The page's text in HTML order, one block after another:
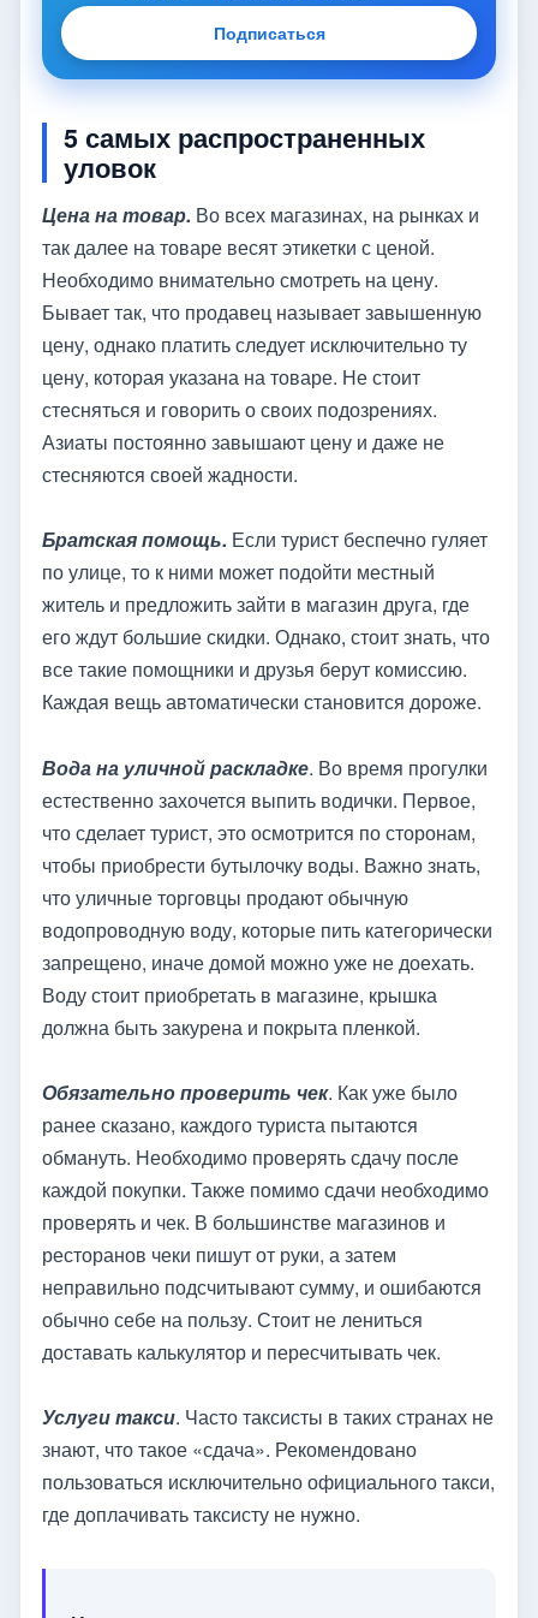
Подписаться
5 самых распространенных
уловок
Цена на товар. Во всех магазинах, на рынках и
так далее на товаре весят этикетки с ценой.
Необходимо внимательно смотреть на цену.
Бывает так, что продавец называет завышенную
цену, однако платить следует исключительно ту
цену, которая указана на товаре. Не стоит
стесняться и говорить о своих подозрениях.
Азиаты постоянно завышают цену и даже не
стесняются своей жадности.
Братская помощь. Если турист беспечно гуляет
по улице, то к ними может подойти местный
житель и предложить зайти в магазин друга, где
его ждут большие скидки. Однако, стоит знать, что
все такие помощники и друзья берут комиссию.
Каждая вещь автоматически становится дороже.
Вода на уличной раскладке. Во время прогулки
естественно захочется выпить водички. Первое,
что сделает турист, это осмотрится по сторонам,
чтобы приобрести бутылочку воды. Важно знать,
что уличные торговцы продают обычную
водопроводную воду, которые пить категорически
запрещено, иначе домой можно уже не доехать.
Воду стоит приобретать в магазине, крышка
должна быть закурена и покрыта пленкой.
Обязательно проверить чек. Как уже было
ранее сказано, каждого туриста пытаются
обмануть. Необходимо проверять сдачу после
каждой покупки. Также помимо сдачи необходимо
проверять и чек. В большинстве магазинов и
ресторанов чеки пишут от руки, а затем
неправильно подсчитывают сумму, и ошибаются
обычно себе на пользу. Стоит не лениться
доставать калькулятор и пересчитывать чек.
Услуги такси. Часто таксисты в таких странах не
знают, что такое «сдача». Рекомендовано
пользоваться исключительно официального такси,
где доплачивать таксисту не нужно.